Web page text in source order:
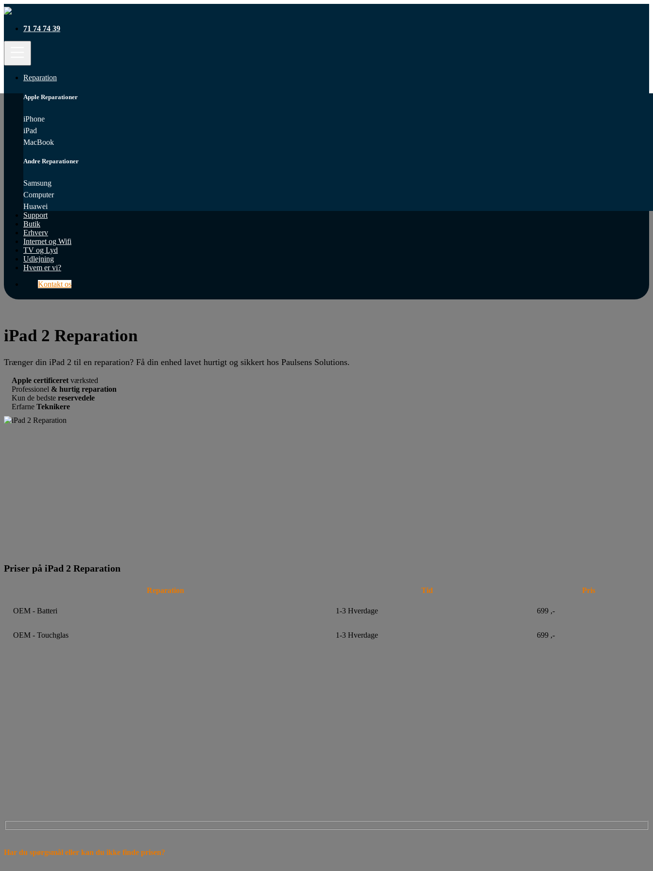
71 74 74 39
Reparation
Apple Reparationer
iPhone
iPad
MacBook
Andre Reparationer
Samsung
Computer
Huawei
Support
Butik
Erhverv
Internet og Wifi
TV og Lyd
Udlejning
Hvem er vi?
Kontakt os
iPad 2 Reparation
Trænger din iPad 2 til en reparation? Få din enhed lavet hurtigt og sikkert hos Paulsens Solutions.
Apple certificeret værksted
Professionel & hurtig reparation
Kun de bedste reservedele
Erfarne Teknikere
Priser på iPad 2 Reparation
Reparation Tid Pris
OEM - Batteri 1-3 Hverdage 699 ,-
OEM - Touchglas 1-3 Hverdage 699 ,-
Har du spørgsmål eller kan du ikke finde prisen?